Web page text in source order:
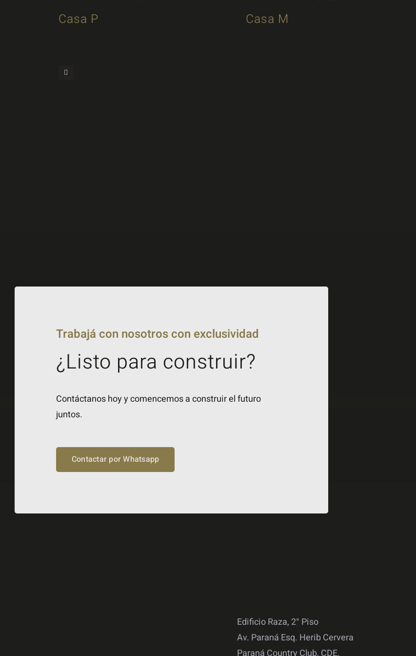
Casa P Casa M
Trabajá con nosotros con exclusividad
¿Listo para construir?
Contáctanos hoy y comencemos a construir el futuro
juntos.
Contactar por Whatsapp
Edificio Raza, 2° Piso
Av. Paraná Esq. Herib Cervera